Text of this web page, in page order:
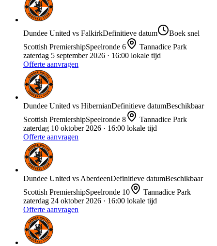
Dundee United vs FalkirkDefinitieve datum
Boek snel
Scottish PremiershipSpeelronde 6
Tannadice Park
zaterdag 5 september 2026 · 16:00 lokale tijd
Offerte aanvragen
Dundee United vs HibernianDefinitieve datumBeschikbaar
Scottish PremiershipSpeelronde 8
Tannadice Park
zaterdag 10 oktober 2026 · 16:00 lokale tijd
Offerte aanvragen
Dundee United vs AberdeenDefinitieve datumBeschikbaar
Scottish PremiershipSpeelronde 10
Tannadice Park
zaterdag 24 oktober 2026 · 16:00 lokale tijd
Offerte aanvragen